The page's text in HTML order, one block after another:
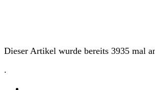
Dieser Artikel wurde bereits 3935 mal
.